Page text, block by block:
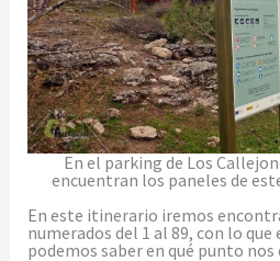
En el parking de Los
encuentran los paneles de
En este itinerario iremos
numerados del 1 al 89, con lo
podemos saber en qué punto